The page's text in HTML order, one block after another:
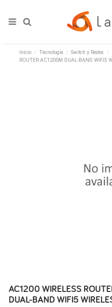
Inicio Tecnología Switch y Redes
ROUTER AC1200M DUAL-BAND WIFI5
AC1200 WIRELESS
DUAL-BAND WIFI5